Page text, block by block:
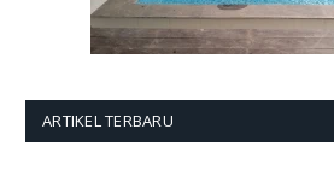
ARTIKEL TERBARU